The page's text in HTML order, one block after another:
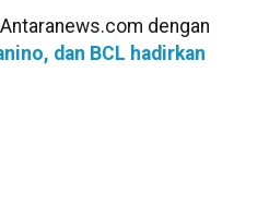
dengan
dan BCL hadirkan